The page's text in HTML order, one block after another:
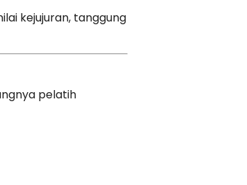
kejujuran, tanggung
pelatih